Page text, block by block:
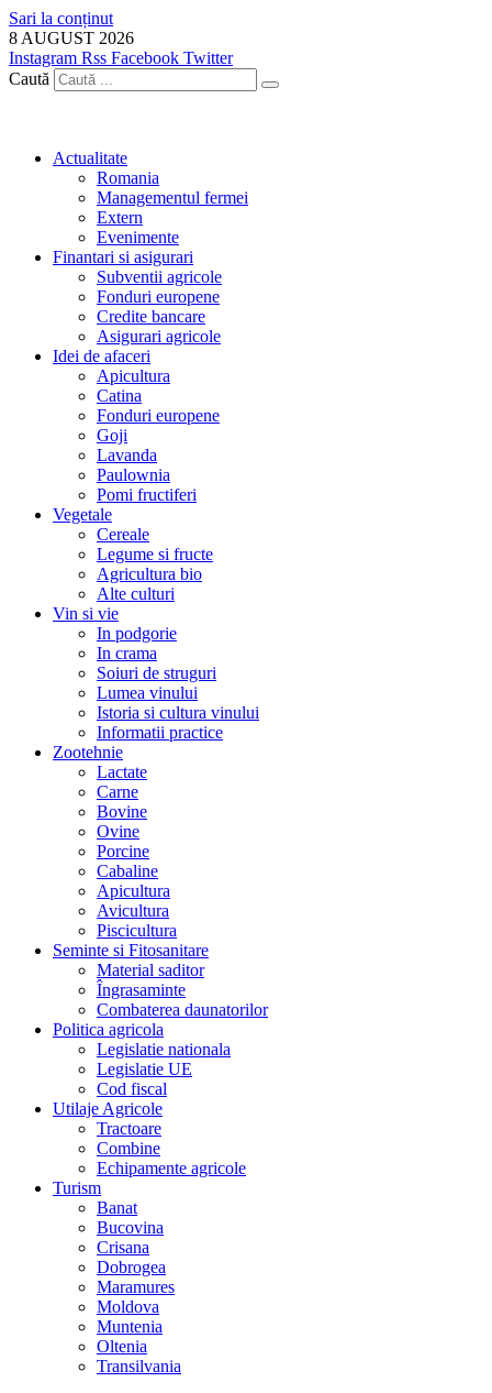
Sari la conținut
8 AUGUST 2026
Instagram Rss Facebook Twitter
Caută
Actualitate
Romania
Managementul fermei
Extern
Evenimente
Finantari si asigurari
Subventii agricole
Fonduri europene
Credite bancare
Asigurari agricole
Idei de afaceri
Apicultura
Catina
Fonduri europene
Goji
Lavanda
Paulownia
Pomi fructiferi
Vegetale
Cereale
Legume si fructe
Agricultura bio
Alte culturi
Vin si vie
In podgorie
In crama
Soiuri de struguri
Lumea vinului
Istoria si cultura vinului
Informatii practice
Zootehnie
Lactate
Carne
Bovine
Ovine
Porcine
Cabaline
Apicultura
Avicultura
Piscicultura
Seminte si Fitosanitare
Material saditor
Îngrasaminte
Combaterea daunatorilor
Politica agricola
Legislatie nationala
Legislatie UE
Cod fiscal
Utilaje Agricole
Tractoare
Combine
Echipamente agricole
Turism
Banat
Bucovina
Crisana
Dobrogea
Maramures
Moldova
Muntenia
Oltenia
Transilvania